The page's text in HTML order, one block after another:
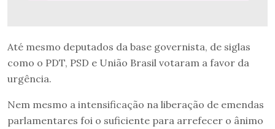
Até mesmo deputados da base governista, de siglas
como o PDT, PSD e União Brasil votaram a favor da
urgência.
Nem mesmo a intensificação na liberação de emendas
parlamentares foi o suficiente para arrefecer o ânimo